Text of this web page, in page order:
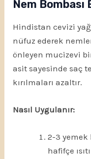
Nem Bombası
Hindistan cevizi
nüfuz ederek
önleyen mucizevi
asit sayesinde saç
kırılmaları azaltır.
Nasıl Uygulanır:
2-3 yemek
hafifçe